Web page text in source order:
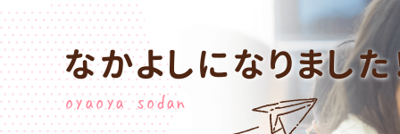
なかよしになりました
oyaoya sodan